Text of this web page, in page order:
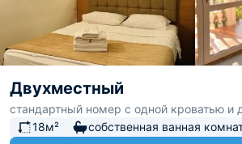
Двухместный
стандартный номер с одной кроватью и
18м²
собственная ванная